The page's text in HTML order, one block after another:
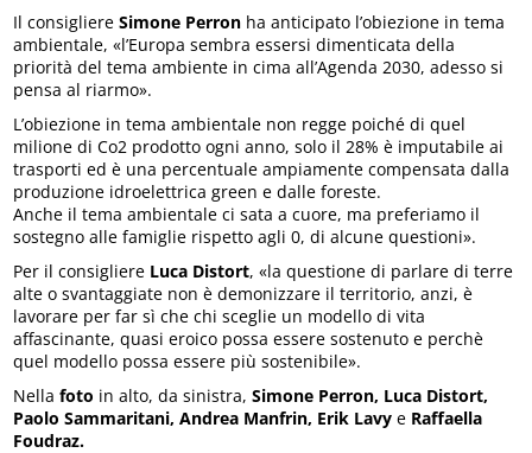
Il consigliere Simone Perron ha anticipato l’obiezione in tema
ambientale, «l’Europa sembra essersi dimenticata della
priorità del tema ambiente in cima all’Agenda 2030, adesso si
pensa al riarmo».
L’obiezione in tema ambientale non regge poiché di quel
milione di Co2 prodotto ogni anno, solo il 28% è imputabile ai
trasporti ed è una percentuale ampiamente compensata dalla
produzione idroelettrica green e dalle foreste.
Anche il tema ambientale ci sata a cuore, ma preferiamo il
sostegno alle famiglie rispetto agli 0, di alcune questioni».
Per il consigliere Luca Distort, «la questione di parlare di terre
alte o svantaggiate non è demonizzare il territorio, anzi, è
lavorare per far sì che chi sceglie un modello di vita
affascinante, quasi eroico possa essere sostenuto e perchè
quel modello possa essere più sostenibile».
Nellafoto in alto, da sinistra,Simone Perron, Luca Distort,
Paolo Sammaritani, Andrea Manfrin, Erik Lavy e Raffaella
Foudraz.